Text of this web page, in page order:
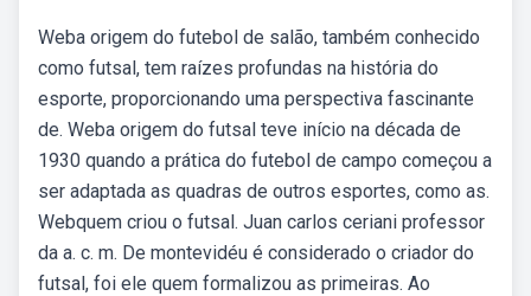
Weba origem do futebol de salão, também conhecido
como futsal, tem raízes profundas na história do
esporte, proporcionando uma perspectiva fascinante
de. Weba origem do futsal teve início na década de
1930 quando a prática do futebol de campo começou a
ser adaptada as quadras de outros esportes, como as.
Webquem criou o futsal. Juan carlos ceriani professor
da a. c. m. De montevidéu é considerado o criador do
futsal, foi ele quem formalizou as primeiras. Ao